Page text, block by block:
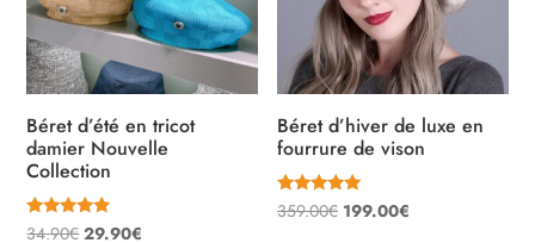
Béret d’été en tricot
damier Nouvelle
Collection
Note
34.90€Le
29.90€
Béret d’hiver de luxe en
fourrure de vison
Note
5.00
359.00€ Le
199.00€